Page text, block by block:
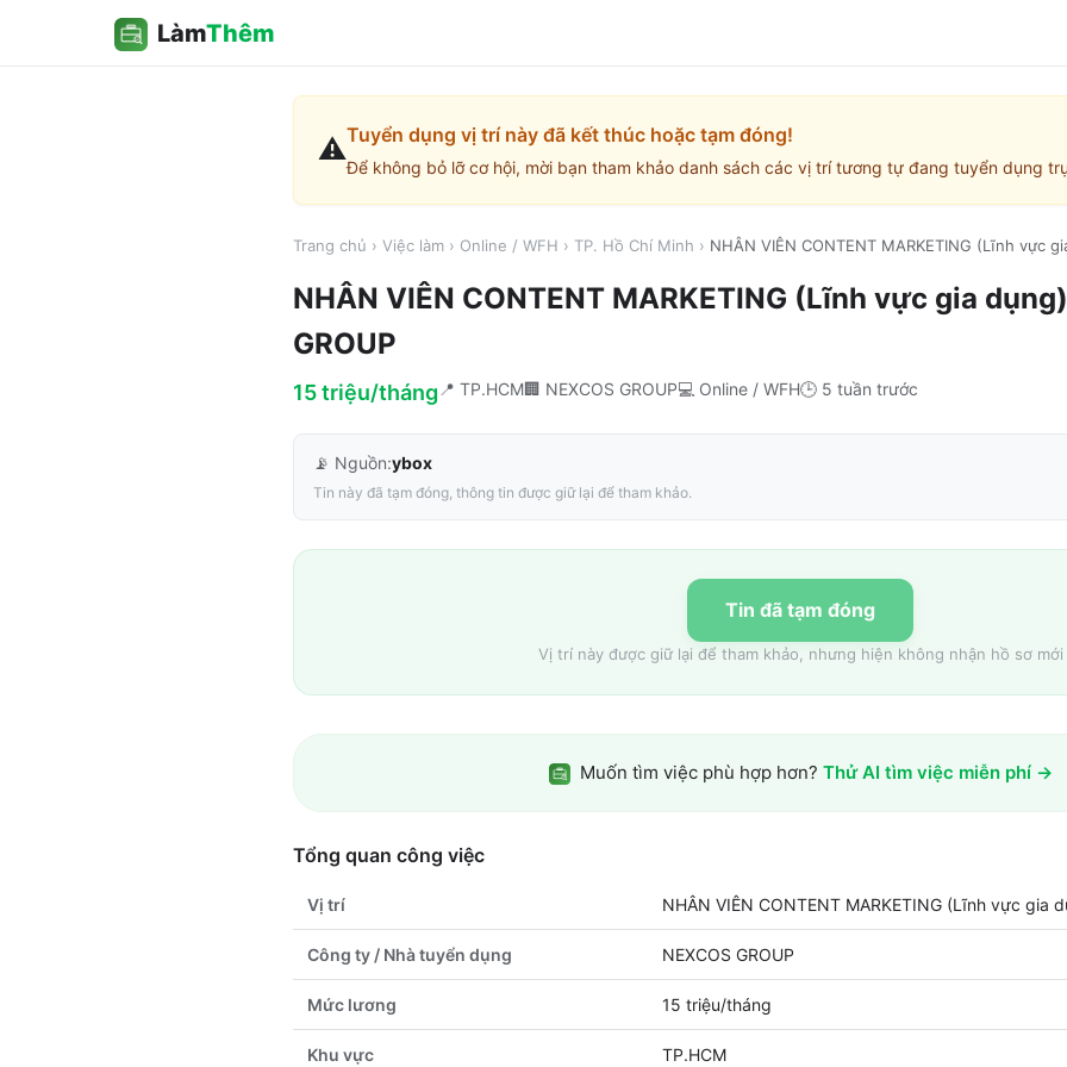
LàmThêm
⚠️Tuyển dụng vị trí này đã kết thúc hoặc tạm đóng!
Để không bỏ lỡ cơ hội, mời bạn tham khảo danh sách các vị trí tương tự đang tuyển dụng
Trang chủ › Việc làm › Online / WFH › TP. Hồ Chí Minh › NHÂN VIÊN CONTENT MARKETING (Lĩnh vực
NHÂN VIÊN CONTENT MARKETING (Lĩnh vực gia dụng)
GROUP
15 triệu/tháng 📍 TP.HCM🏢 NEXCOS GROUP💻 Online / WFH🕒 5 tuần trước
📡 Nguồn:ybox
Tin này đã tạm đóng, thông tin được giữ lại để tham khảo.
Tin đã tạm đóng
Vị trí này được giữ lại để tham khảo, nhưng hiện không nhận hồ sơ mới
Muốn tìm việc phù hợp hơn? Thử AI tìm việc miễn phí →
Tổng quan công việc
Vị trí NHÂN VIÊN CONTENT MARKETING (Lĩnh vực gia
Công ty / Nhà tuyển dụng NEXCOS GROUP
Mức lương 15 triệu/tháng
Khu vực TP.HCM